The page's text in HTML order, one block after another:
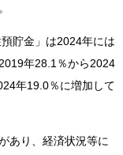
貯金」は2024年には
年28.1％から2024
年19.0％に増加して
あり、経済状況等に